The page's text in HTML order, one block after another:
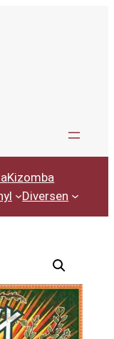
Kizomba
Diversen